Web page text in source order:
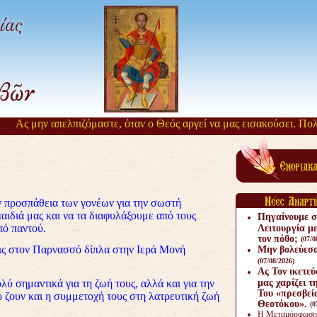
Ας μην απελπιζόμαστε, όταν ο Θεός αργεί να μας εισακούσει.
των γονέων για την σωστή
μας και να τα διαφυλάξουμε από τους
παντού.
στον Παρνασσό δίπλα στην Ιερά Μονή
σημαντικά για τη ζωή τους, αλλά και για την
ζουν και η συμμετοχή τους στη λατρευτική ζωή
Πηγαίνουμε
Λειτουργία
τον πόθο; (07/
Μην
(07/08/2026)
Ας Τον
μας χαρίζει
Του
Θεοτόκου».
Η Μεταμόρφωση